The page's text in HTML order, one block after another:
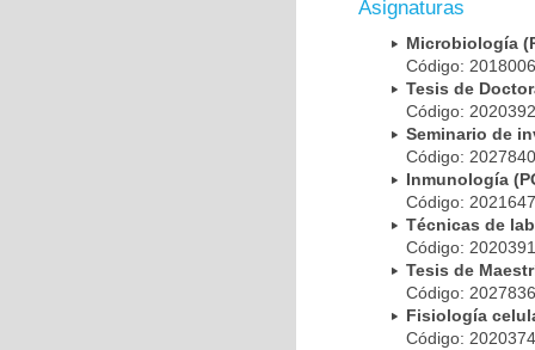
Asignaturas
Microbiología
Código:
Tesis de
Código:
Seminario de
Código:
Inmunología
Código:
Técnicas de
Código:
Tesis de
Código:
Fisiología
Código: